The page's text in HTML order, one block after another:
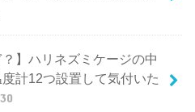
？】ハリネズミケージの中
計12つ設置して気付いた